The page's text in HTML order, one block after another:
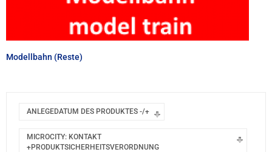
Modellbahn (Reste)
ANLEGEDATUM DES PRODUKTES -/+
MICROCITY: KONTAKT
+PRODUKTSICHERHEITSVERORDNUNG